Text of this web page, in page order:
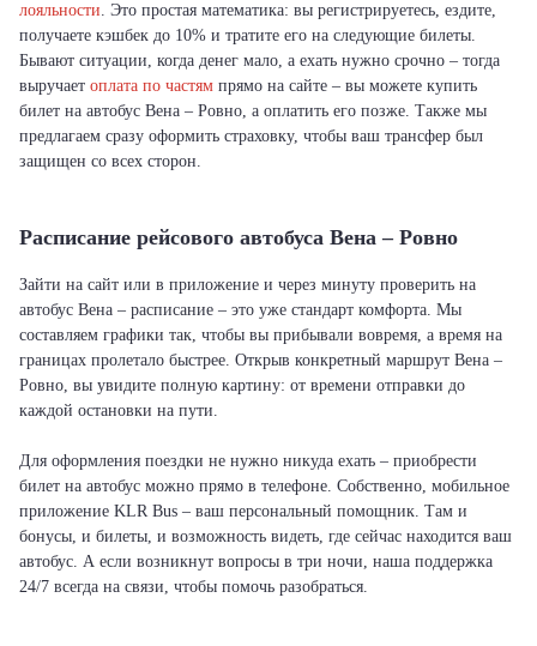
лояльности. Это простая математика: вы регистрируетесь, ездите,
получаете кэшбек до 10% и тратите его на следующие билеты.
Бывают ситуации, когда денег мало, а ехать нужно срочно – тогда
выручает оплата по частям прямо на сайте – вы можете купить
билет на автобус Вена – Ровно, а оплатить его позже. Также мы
предлагаем сразу оформить страховку, чтобы ваш трансфер был
защищен со всех сторон.
Расписание рейсового автобуса Вена – Ровно
Зайти на сайт или в приложение и через минуту проверить на
автобус Вена – расписание – это уже стандарт комфорта. Мы
составляем графики так, чтобы вы прибывали вовремя, а время на
границах пролетало быстрее. Открыв конкретный маршрут Вена –
Ровно, вы увидите полную картину: от времени отправки до
каждой остановки на пути.
Для оформления поездки не нужно никуда ехать – приобрести
билет на автобус можно прямо в телефоне. Собственно, мобильное
приложение KLR Bus – ваш персональный помощник. Там и
бонусы, и билеты, и возможность видеть, где сейчас находится ваш
автобус. А если возникнут вопросы в три ночи, наша поддержка
24/7 всегда на связи, чтобы помочь разобраться.